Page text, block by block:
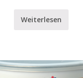
Weiterlesen